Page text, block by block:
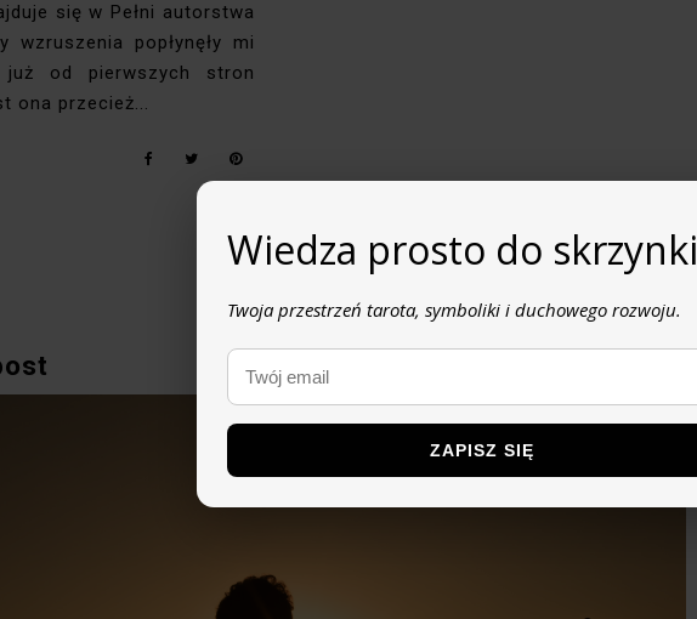
się w Pełni autorstwa
wzruszenia popłynęły mi
już od pierwszych stron
ona przecież...
Wiedza prosto do skrzynki
Twoja przestrzeń tarota, symboliki i duchowego rozwoju.
ZAPISZ SIĘ